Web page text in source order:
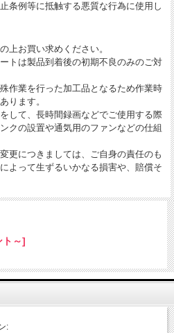
条例等に抵触する悪質な行為に使用し
上お買い求めください。
トは製品到着後の初期不良のみのご対
作業を行った加工品となるため作業時
ります。
して、長時間録画などでご使用する際
クの設置や通気用のファンなどの仕組
更につきましては、ご自身の責任のも
よって生ずるいかなる損害や、賠償そ
～]
: